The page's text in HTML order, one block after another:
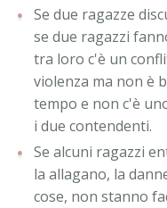
Se due ragazze
se due ragazzi
tra loro c'è un
violenza ma non è
tempo e non c'è
i due contendenti.
Se alcuni ragazzi
la allagano, la
cose, non stanno